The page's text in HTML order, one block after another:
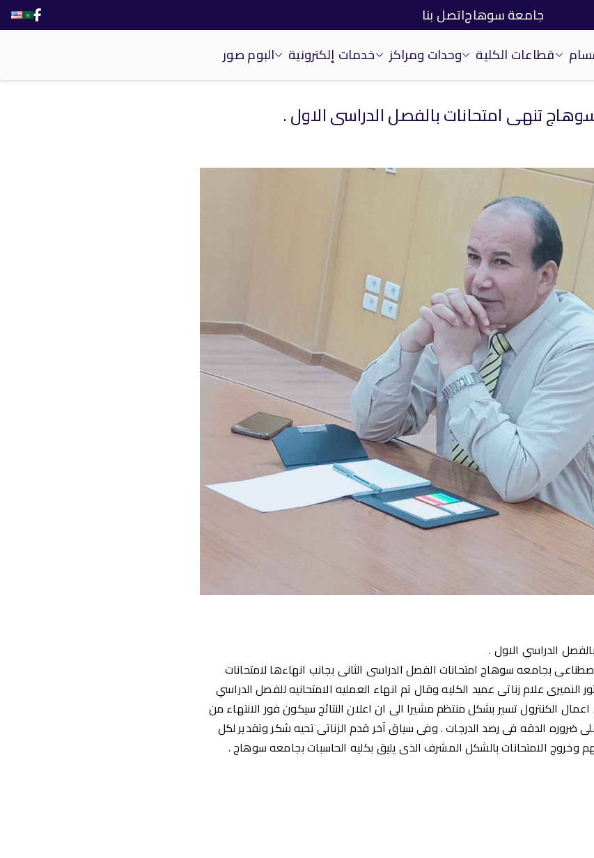
جامعة سوهاجاتصل بنا
قطاعات الكلية وحدات ومراكز خدمات إلكترونية البوم صور
تنهى امتحانات بالفصل الدراسي الاول .
الدراسي الاول .
بجامعه سوهاج امتحانات الفصل الدراسى الثانى بجانب انهاءها لامتحانات
النميرى علام زناتى عميد الكليه وقال تم انهاء العمليه الامتحانيه للفصل الدراسي
الكنترول تسير بشكل منتظم مشيرا الى ان اعلان النتائج سيكون فور الانتهاء من
ضروره الدقه فى رصد الدرجات . وفى سياق آخر قدم الزناتى تحيه شكر وتقدير لكل
وخروج الامتحانات بالشكل المشرف الذى يليق بكليه الحاسبات بجامعه سوهاج .